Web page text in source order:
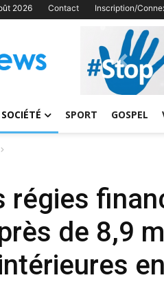
2026 Contact Inscription/
SOCIÉTÉ SPORT GOSPEL
régies
de 8,9